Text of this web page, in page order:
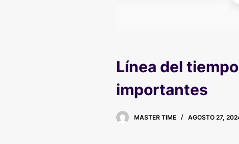
Línea del
importantes
MASTER TIME AGOSTO 27,